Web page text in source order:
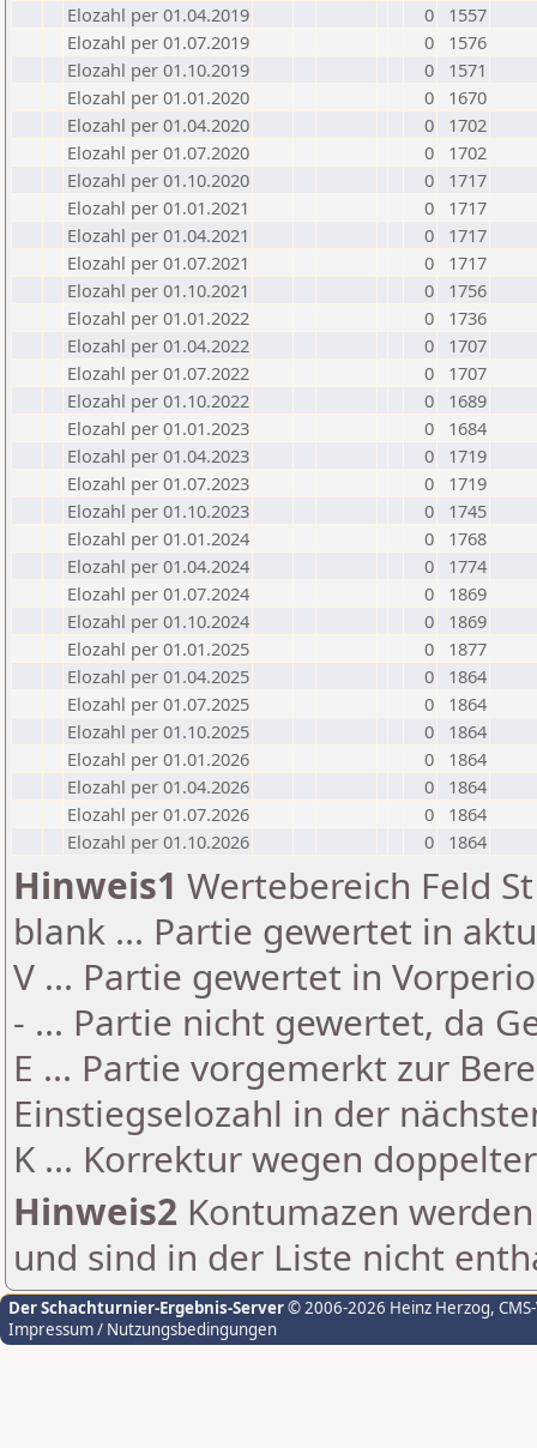
Elozahl per 01.04.2019
0
1557
Elozahl per 01.07.2019
0
1576
Elozahl per 01.10.2019
0
1571
Elozahl per 01.01.2020
0
1670
Elozahl per 01.04.2020
0
1702
Elozahl per 01.07.2020
0
1702
Elozahl per 01.10.2020
0
1717
Elozahl per 01.01.2021
0
1717
Elozahl per 01.04.2021
0
1717
Elozahl per 01.07.2021
0
1717
Elozahl per 01.10.2021
0
1756
Elozahl per 01.01.2022
0
1736
Elozahl per 01.04.2022
0
1707
Elozahl per 01.07.2022
0
1707
Elozahl per 01.10.2022
0
1689
Elozahl per 01.01.2023
0
1684
Elozahl per 01.04.2023
0
1719
Elozahl per 01.07.2023
0
1719
Elozahl per 01.10.2023
0
1745
Elozahl per 01.01.2024
0
1768
Elozahl per 01.04.2024
0
1774
Elozahl per 01.07.2024
0
1869
Elozahl per 01.10.2024
0
1869
Elozahl per 01.01.2025
0
1877
Elozahl per 01.04.2025
0
1864
Elozahl per 01.07.2025
0
1864
Elozahl per 01.10.2025
0
1864
Elozahl per 01.01.2026
0
1864
Elozahl per 01.04.2026
0
1864
Elozahl per 01.07.2026
0
1864
Elozahl per 01.10.2026
0 1864
Hinweis1 Wertebereich Feld
blank ... Partie gewertet in
V ... Partie gewertet in
- ... Partie nicht gewertet, da
E ... Partie vorgemerkt zur
Einstiegselozahl in der
K ... Korrektur wegen
Hinweis2 Kontumazen
und sind in der Liste nicht
Der Schachturnier-Ergebnis-Server© 2006-2026 Heinz Herzog,
Impressum / Nutzungsbedingungen